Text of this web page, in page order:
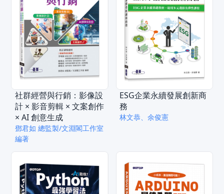
社群經營與行銷：影像設
計 × 影音剪輯 × 文案創作
× AI 創意生成
鄧君如 總監製/文淵閣工作室
編著
ESG企業永續發展創新商
務
林文恭、余俊憲